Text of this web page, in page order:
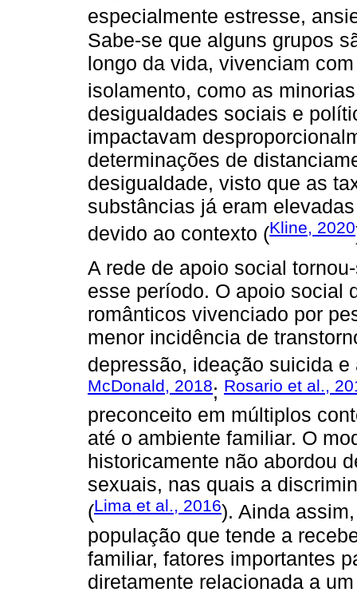
especialmente estresse,
Sabe-se que alguns grupos
longo da vida, vivenciam
isolamento, como as
desigualdades sociais e
impactavam
determinações de
desigualdade, visto que as
substâncias já eram
devido ao contexto (Kline, 2020
A rede de apoio social
esse período. O apoio social
românticos vivenciado por
menor incidência de
depressão, ideação suicida e
McDonald, 2018; Rosario et al.,
preconceito em múltiplos
até o ambiente familiar. O
historicamente não abordou
sexuais, nas quais a
(Lima et al., 2016). Ainda
população que tende a
familiar, fatores importantes
diretamente relacionada a